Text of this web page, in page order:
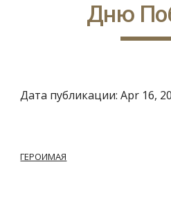
Дню
Дата публикации: Apr 16,
ГЕРОИМАЯ